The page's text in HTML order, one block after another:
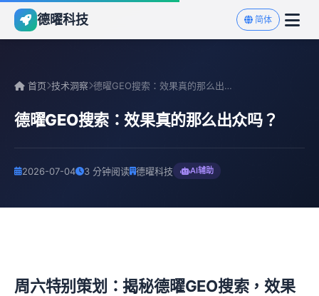
德曜科技 简体
首页 技术洞察 德曜GEO搜索：效果真的那么出众吗？
德曜GEO搜索：效果真的那么出众吗？
2026-07-04 3 分钟阅读 德曜科技 AI辅助
周六特别策划：揭秘德曜GEO搜索，效果